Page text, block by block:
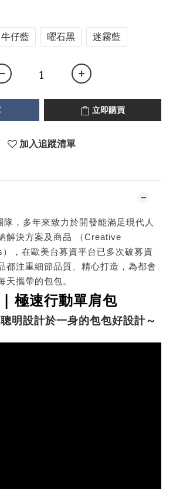
牛仔藍 曜石黑 迷霧藍
立即購買
加入追蹤清單
，多年來致力於開發能滿足現代人
解決方案及商品 （Creative
，在歐美台募資平台已多次破募資
都注重細節品質、精心打造，為都會
天攜帶的包包。
極速行動單肩包
明設計於一身的包包好設計～